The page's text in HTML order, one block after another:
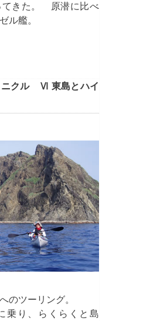
てきた。 原潜に比べ
ル艦。
ニクル Ⅵ 東島とハイ
のツーリング。
乗り、らくらくと島